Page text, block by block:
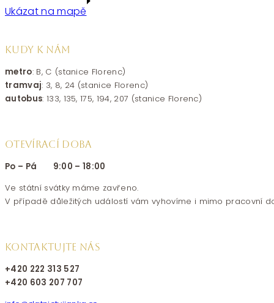
Ukázat na mapě
KUDY K NÁM
metro: B, C (stanice Florenc)
tramvaj: 3, 8, 24 (stanice Florenc)
autobus: 133, 135, 175, 194, 207 (stanice Florenc)
OTEVÍRACÍ DOBA
Po – Pá 9:00 – 18:00
Ve státní svátky máme zavřeno.
V případě důležitých událostí vám vyhovíme i mimo pracovní
KONTAKTUJTE NÁS
+420 222 313 527
+420 603 207 707